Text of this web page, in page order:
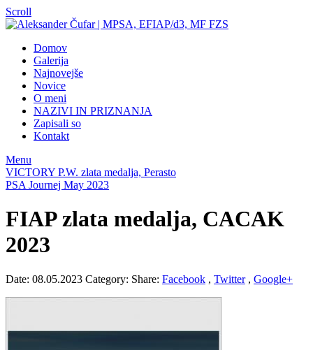
Scroll
Domov
Galerija
Najnovejše
Novice
O meni
NAZIVI IN PRIZNANJA
Zapisali so
Kontakt
Menu
VICTORY P.W. zlata medalja, Perasto
PSA Journej May 2023
FIAP zlata medalja, CACAK
2023
Date: 08.05.2023 Category: Share: Facebook , Twitter, Google+